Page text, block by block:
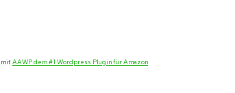
mitAAWP dem #1 Wordpress Plugin für Amazon